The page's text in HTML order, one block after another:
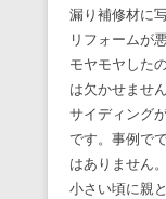
漏り補修材に
リフォームが
モヤモヤした
は欠かせませ
サイディング
です。事例で
はありません。
小さい頃に親